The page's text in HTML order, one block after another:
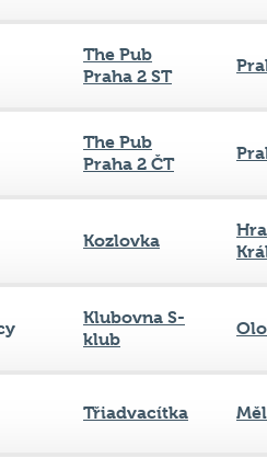
The Pub
Praha 2 ST
The Pub
Praha 2 ČT
Kozlovka
Klubovna S-
klub
Třiadvacítka